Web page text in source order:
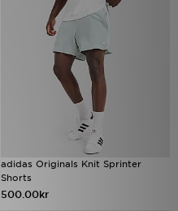
adidas Originals Knit Sprinter
Shorts
500.00kr